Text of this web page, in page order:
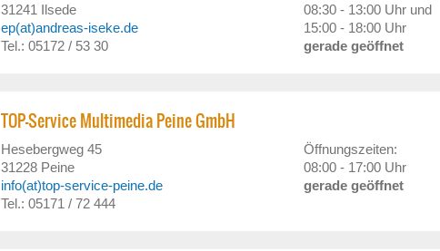
31241 Ilsede
ep(at)andreas-iseke.de
Tel.: 05172 / 53 30
08:30 - 13:00 Uhr und
15:00 - 18:00 Uhr
gerade geöffnet
TOP-Service Multimedia Peine GmbH
Hesebergweg 45
31228 Peine
info(at)top-service-peine.de
Tel.: 05171 / 72 444
Öffnungszeiten:
08:00 - 17:00 Uhr
gerade geöffnet